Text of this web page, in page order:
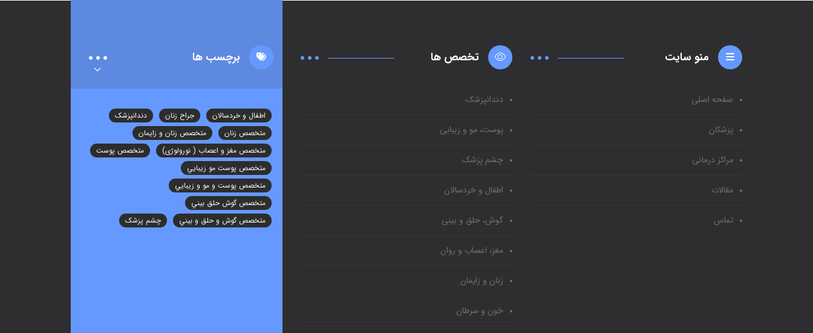
منو سایت
صفحه اصلی
پزشکان
مراکز درمانی
مقالات
تماس
تخصص ها
دندانپزشک
پوست، مو و زیبایی
چشم پزشک
اطفال و خردسالان
گوش، حلق و بینی
مغز، اعصاب و روان
زنان و زایمان
خون و سرطان
برچسب ها
اطفال و خردسالان جراح زنان
دندانپزشک
متخصص زنان
متخصص زنان و زایمان
متخصص مغز و اعصاب ( نورولوژی)
متخصص پوست
متخصص پوست مو زيبايي
متخصص پوست و مو و زيبايي
متخصص گوش حلق بيني
متخصص گوش و حلق و بيني
چشم پزشک